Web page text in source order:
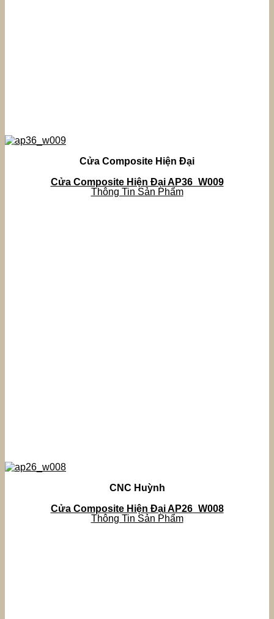
Cửa Composite Hiện Đại
Cửa Composite Hiện Đại AP36_W009
Thông Tin Sản Phẩm
CNC Huỳnh
Cửa Composite Hiện Đại AP26_W008
Thông Tin Sản Phẩm